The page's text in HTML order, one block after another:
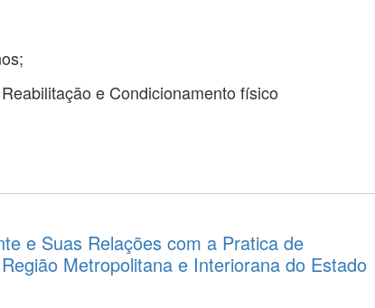
e Condicionamento físico
e Suas Relações com a Pratica de
Metropolitana e Interiorana do Estado